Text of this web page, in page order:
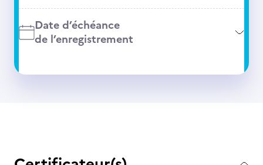
Date d’échéance
de l’enregistrement